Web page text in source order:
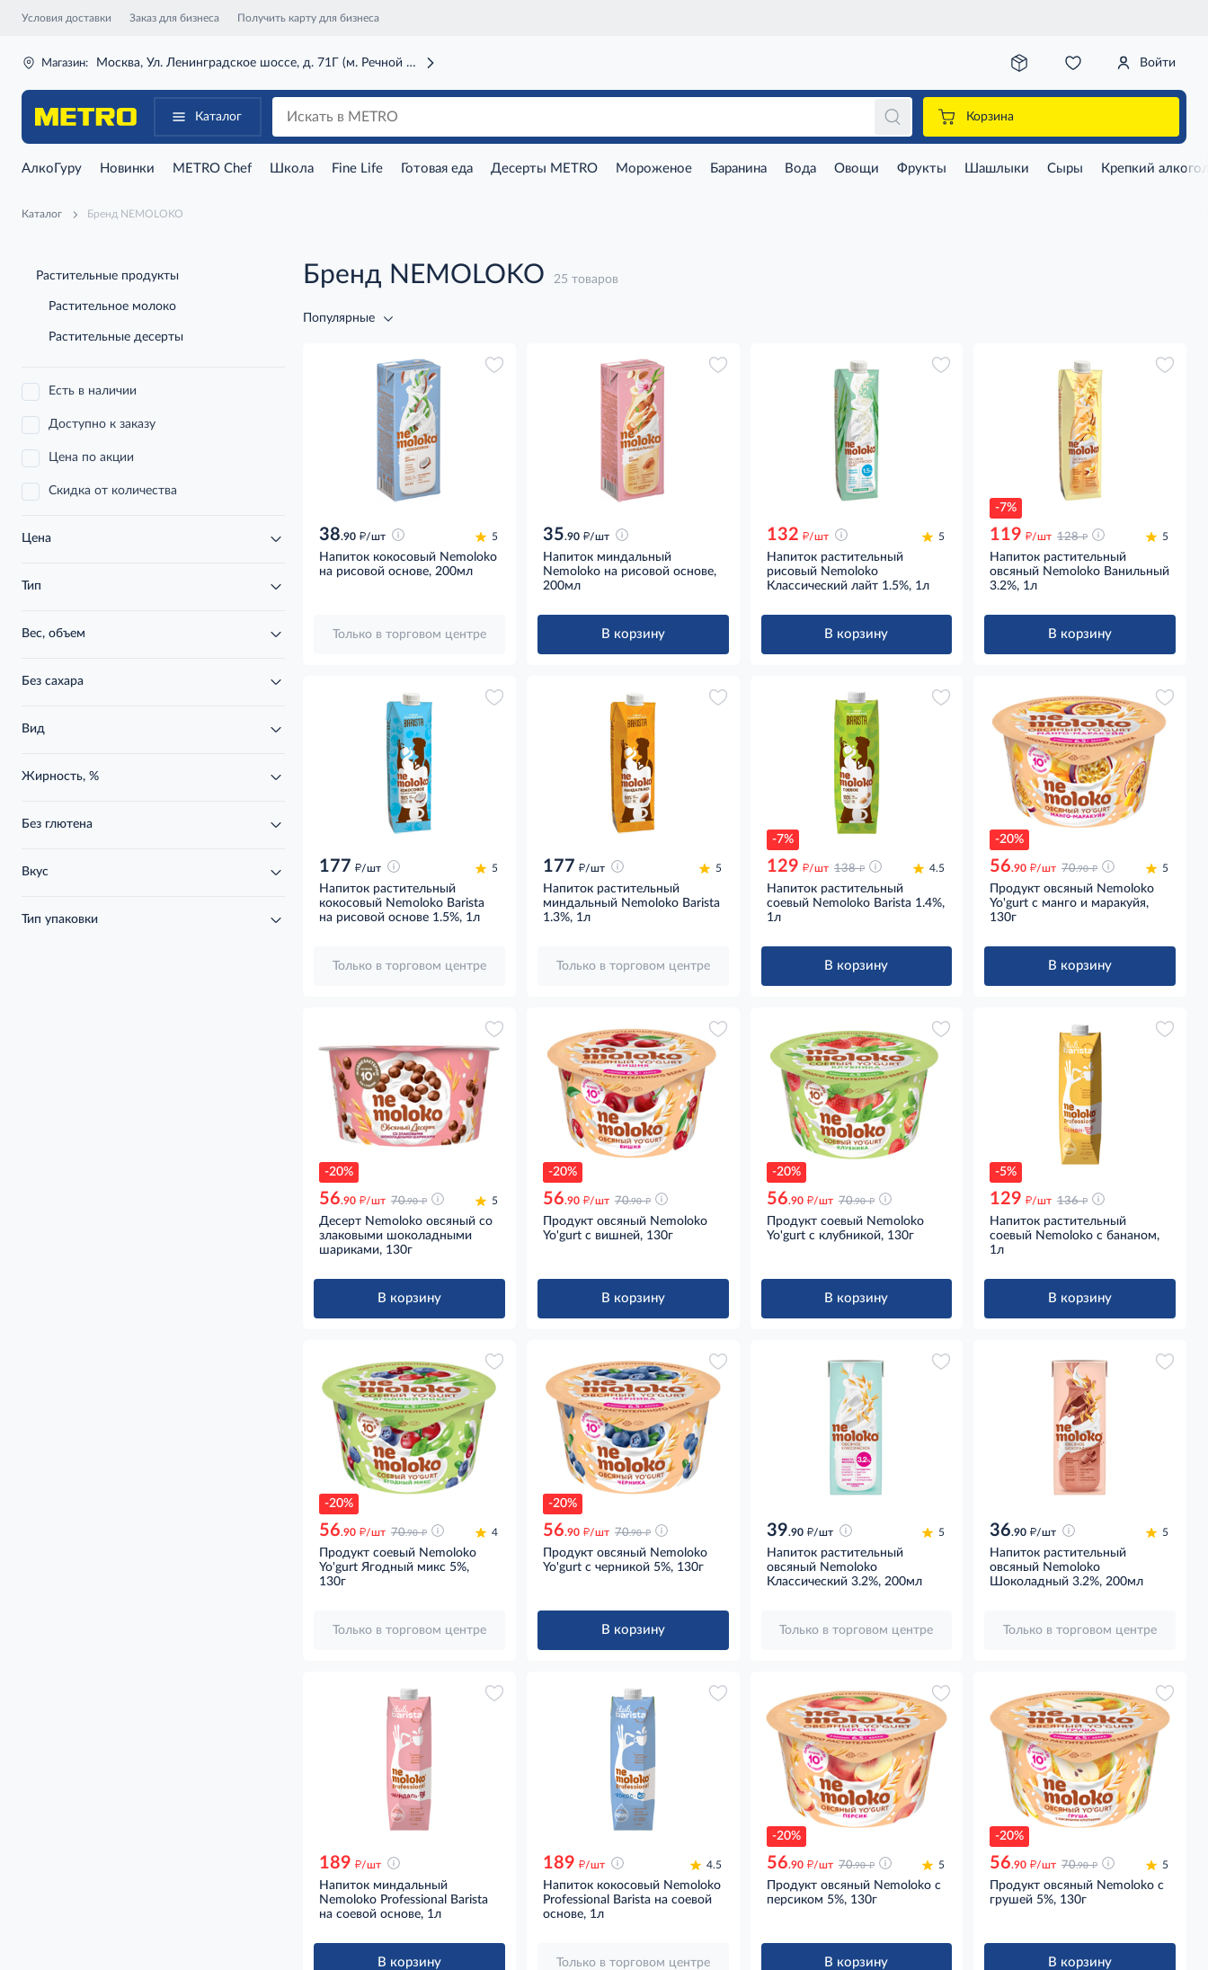
Условия доставки Заказ для бизнеса Получить карту для бизнеса
Магазин: Москва, Ул. Ленинградское шоссе, д. 71Г (м. Речной вокзал) Войти
Каталог Корзина
АлкоГуру Новинки METRO Chef Школа Fine Life Готовая еда Десерты METRO Мороженое Баранина Вода Овощи Фрукты Шашлыки Сыры Крепкий
Каталог Бренд NEMOLOKO
Растительные продукты
Растительное молоко
Растительные десерты
Есть в наличии
Доступно к заказу
Цена по акции
Скидка от количества
Цена
Тип
Вес, объем
Без сахара
Вид
Жирность, %
Без глютена
Вкус
Тип упаковки
Бренд NEMOLOKO 25 товаров
Популярные
38.90 д/шт 5
Напиток кокосовый Nemoloko
на рисовой основе, 200мл
Только в торговом центре
35.90 д/шт
Напиток миндальный
Nemoloko на рисовой основе,
200мл
В корзину
132 д/шт 5
Напиток растительный
рисовый Nemoloko
Классический лайт 1.5%, 1л
В корзину
-7%
119 д/шт 128 д 5
Напиток растительный
овсяный Nemoloko Ванильный
3.2%, 1л
В корзину
177 д/шт 5
Напиток растительный
кокосовый Nemoloko Barista
на рисовой основе 1.5%, 1л
Только в торговом центре
177 д/шт 5
Напиток растительный
миндальный Nemoloko Barista
1.3%, 1л
Только в торговом центре
-7%
129 д/шт 138 д 4.5
Напиток растительный
соевый Nemoloko Barista 1.4%,
1л
В корзину
-20%
56.90 д/шт 70.90 д 5
Продукт овсяный Nemoloko
Yo'gurt с манго и маракуйя,
130г
В корзину
-20%
56.90 д/шт 70.90 д 5
Десерт Nemoloko овсяный со
злаковыми шоколадными
шариками, 130г
В корзину
-20%
56.90 д/шт 70.90 д
Продукт овсяный Nemoloko
Yo'gurt с вишней, 130г
В корзину
-20%
56.90 д/шт 70.90 д
Продукт соевый Nemoloko
Yo'gurt с клубникой, 130г
В корзину
-5%
129 д/шт 136 д
Напиток растительный
соевый Nemoloko с бананом,
1л
В корзину
-20%
56.90 д/шт 70.90 д 4
Продукт соевый Nemoloko
Yo'gurt Ягодный микс 5%,
130г
Только в торговом центре
-20%
56.90 д/шт 70.90 д
Продукт овсяный Nemoloko
Yo'gurt с черникой 5%, 130г
В корзину
39.90 д/шт 5
Напиток растительный
овсяный Nemoloko
Классический 3.2%, 200мл
Только в торговом центре
36.90 д/шт 5
Напиток растительный
овсяный Nemoloko
Шоколадный 3.2%, 200мл
Только в торговом центре
189 д/шт
Напиток миндальный
Nemoloko Professional Barista
на соевой основе, 1л
В корзину
189 д/шт 4.5
Напиток кокосовый Nemoloko
Professional Barista на соевой
основе, 1л
Только в торговом центре
-20%
56.90 д/шт 70.90 д 5
Продукт овсяный Nemoloko с
персиком 5%, 130г
В корзину
-20%
56.90 д/шт 70.90 д 5
Продукт овсяный Nemoloko с
грушей 5%, 130г
В корзину